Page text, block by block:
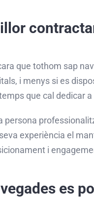
que tothom sap
i menys si es
que cal dedicar
persona
experiència el
i
es